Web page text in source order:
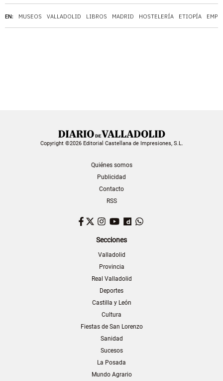
EN: MUSEOS VALLADOLID LIBROS MADRID HOSTELERÍA ETIOPÍA
Copyright ©2026 Editorial Castellana de Impresiones, S.L.
Quiénes somos
Publicidad
Contacto
RSS
Facebook
TwitterInstagram
YouTubeDailymotion
Secciones
Valladolid
Provincia
Real Valladolid
Deportes
Castilla y León
Cultura
Fiestas de San Lorenzo
Sanidad
Sucesos
La Posada
Mundo Agrario